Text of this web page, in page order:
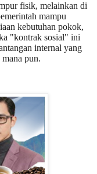
fisik, melainkan di
mampu
kebutuhan pokok,
"kontrak sosial" ini
internal yang
pun.